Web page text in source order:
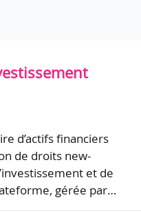
d’actifs financiers
de droits new-
et de
gérée par…